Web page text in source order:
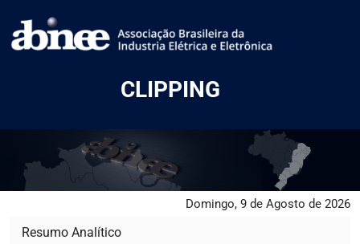
CLIPPING
Domingo, 9 de Agosto de 2026
Resumo Analítico